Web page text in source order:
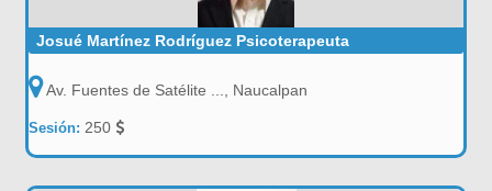
Josué Martínez Rodríguez Psicoterapeuta
Av. Fuentes de Satélite ..., Naucalpan
Sesión:250